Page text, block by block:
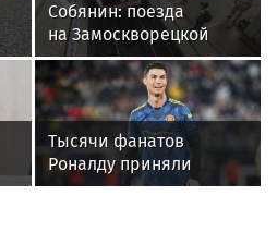
Собянин: поезда
на Замоскворецкой
линии полностью
заменят в 2027 году
Тысячи фанатов
Роналду приняли
чужую свадьбу за